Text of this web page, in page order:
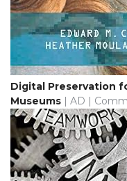
Digital Preservation
Museums | AD |